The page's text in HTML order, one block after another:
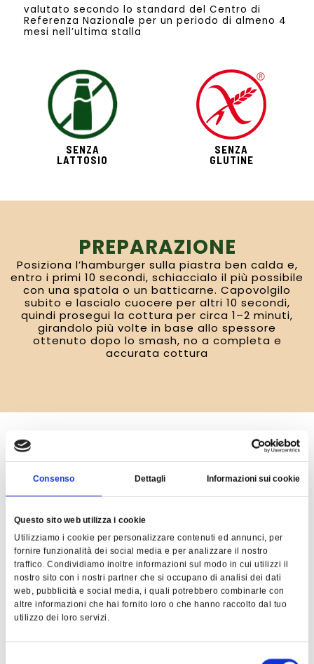
Consenso Dettagli Informazioni sui cookie
Questo sito web utilizza i cookie
Utilizziamo i cookie per personalizzare contenuti ed annunci, per
fornire funzionalità dei social media e per analizzare il nostro
traffico. Condividiamo inoltre informazioni sul modo in cui utilizzi il
nostro sito con i nostri partner che si occupano di analisi dei dati
web, pubblicità e social media, i quali potrebbero combinarle con
altre informazioni che hai fornito loro o che hanno raccolto dal tuo
utilizzo dei loro servizi.
valutato secondo lo standard del Centro di
Referenza Nazionale per un periodo di almeno 4
mesi nell’ultima stalla
SENZA
LATTOSIO
SENZA
GLUTINE
PREPARAZIONE
Posiziona l’hamburger sulla piastra ben calda e,
entro i primi 10 secondi, schiaccialo il più possibile
con una spatola o un batticarne. Capovolgilo
subito e lascialo cuocere per altri 10 secondi,
quindi prosegui la cottura per circa 1–2 minuti,
girandolo più volte in base allo spessore
ottenuto dopo lo smash, no a completa e
accurata cottura
Punti vendita vicino a te
DOVE TROVI
QUESTO PRODOTTO
Trova i nostri prodotti nello store più vicino a